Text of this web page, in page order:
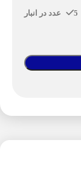
5 عدد در انبار